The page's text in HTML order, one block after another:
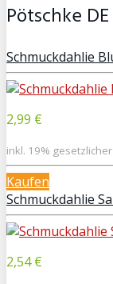
Pötschke DE
Schmuckdahlie
2,99 €
inkl. 19% gesetzlicher
Kaufen
Schmuckdahlie
2,54 €